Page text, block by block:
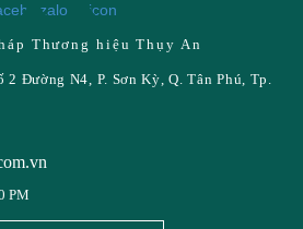
Thương hiệu Thụy An
Đường N4, P. Sơn Kỳ, Q. Tân Phú, Tp.
PM